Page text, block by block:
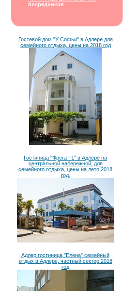
посредников
Гостевой дом "У Софьи" в Адлере для
семейного отдыха, цены на 2018 год
Гостиница "Фрегат-1" в Адлере на
центральной набережной, для
семейного отдыха, цены на лето 2018
год.
Адлер гостиница "Елена" семейный
отдых в Адлере, частный сектор 2018
год